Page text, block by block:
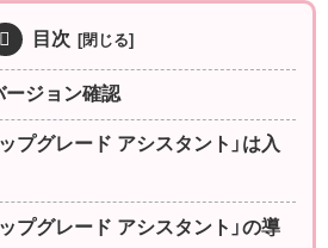
目次
ジョン確認
プグレード アシスタント」は入
プグレード アシスタント」の導